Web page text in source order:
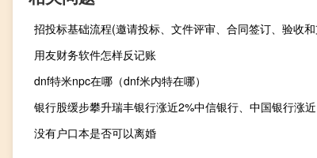
招投标基础流程(邀请投标、文件评审、合同签订、验收
用友财务软件怎样反记账
dnf特米npc在哪（dnf米内特在哪）
没有户口本是否可以离婚